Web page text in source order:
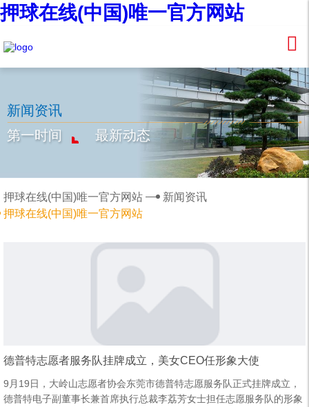
押球在线(中国)唯一官方网站
新闻资讯
第一时间
最新动态
押球在线(中国)唯一官方网站
新闻资讯
押球在线(中国)唯一官方网站
德普特志愿者服务队挂牌成立，美女CEO任形象大使
9月19日，大岭山志愿者协会东莞市德普特志愿服务队正式挂牌成立，
德普特电子副董事长兼首席执行总裁李荔芳女士担任志愿服务队的形象